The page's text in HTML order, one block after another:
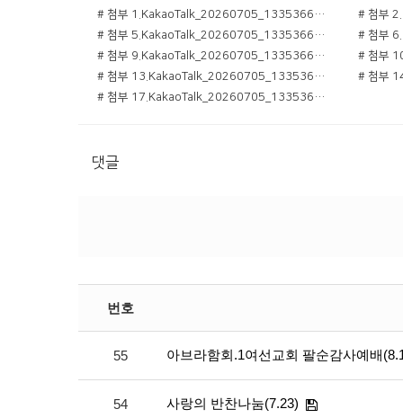
# 첨부 1.KakaoTalk_20260705_133536684_01.jpg
# 첨부 5.KakaoTalk_20260705_133536684_05.jpg
# 첨부 9.KakaoTalk_20260705_133536684_09.jpg
# 첨부 13.KakaoTalk_20260705_133536684_13.jpg
# 첨부 17.KakaoTalk_20260705_133536684.jpg
댓글
번호
55 아브라함회.1여선교회 팔순감사예배
54 사랑의 반찬나눔(7.23)